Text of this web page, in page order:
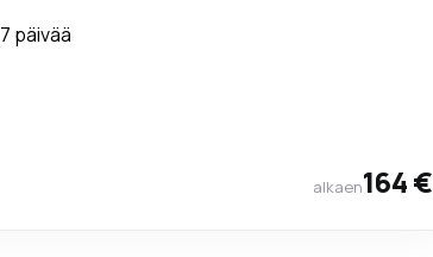
7 päivää
alkaen164 €